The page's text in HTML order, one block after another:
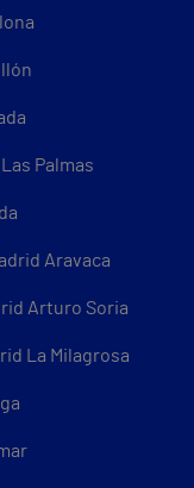
Palmas
Aravaca
Arturo Soria
La Milagrosa